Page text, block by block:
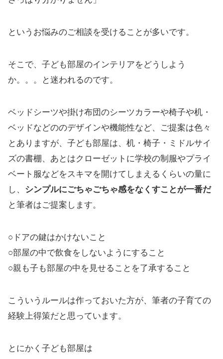
というお悩みのご相談を受けることが多いです。
そこで、子ども部屋のインテリアをどうしよう
か。。。と迷われるのです。
ベッドシーツや掛け布団のシーツカラーや椅子や机・
ベッドなどののデザインや機能性など、ご提案は色々
とありますが、子ども部屋は、机・椅子・ミドルサイ
ズの書棚、あとはクローゼットに学校の制服やプライ
ベート服などをスキマを開けてしまえるくらいの量に
し、 シンプルにごちゃごちゃ感をなくすことが一番だ
と筆者はご提案します。
○ドアの鍵はかけないこと
○部屋の中で飲食をしないようにすること
○親も子も部屋の中を見せることを了承すること
こういうルールは作っておいた方が、筆者の子育ての
経験上得策だと思っています。
とにかく子ども部屋は